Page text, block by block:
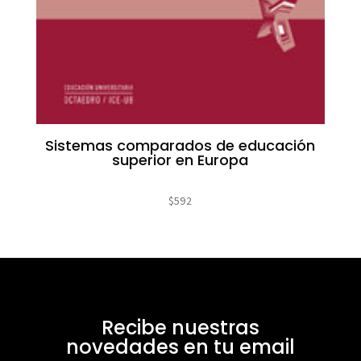
Sistemas comparados de educación
superior en Europa
$592
Recibe nuestras
novedades en tu email